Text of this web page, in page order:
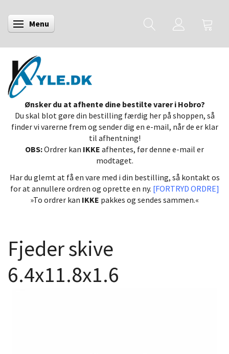
Skifte navigation
Menu
Ønsker du at afhente dine bestilte varer i Hobro?
Du skal blot gøre din bestilling færdig her på shoppen, så
finder vi varerne frem og sender dig en e-mail, når de er klar
til afhentning!
OBS:Ordrer kan IKKE afhentes, før denne e-mail er
modtaget.
Har du glemt at få en vare med i din bestilling, så kontakt os
for at annullere ordren og oprette en ny. [FORTRYD ORDRE]
»To ordrer kan IKKE pakkes og sendes sammen.«
Fjeder skive
6.4x11.8x1.6